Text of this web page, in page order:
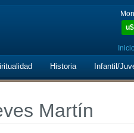
u$
Historia Infantil/
Martín